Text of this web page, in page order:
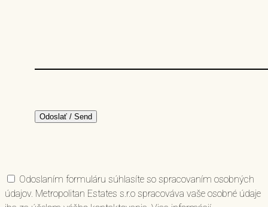
Odoslaním formuláru súhlasíte so spracovaním osobných
údajov. Metropolitan Estates s.r.o spracováva vaše osobné údaje